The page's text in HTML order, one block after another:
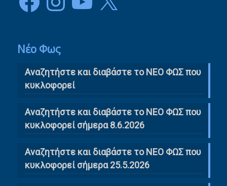
Νέο Φως
Αναζητήστε και διαβάστε το NΕΟ ΦΩΣ που
κυκλοφορεί
Αναζητήστε και διαβάστε το ΝΕΟ ΦΩΣ που
κυκλοφορεί σήμερα 8.6.2026
Αναζητήστε και διαβάστε το ΝΕΟ ΦΩΣ που
κυκλοφορεί σήμερα 25.5.2026